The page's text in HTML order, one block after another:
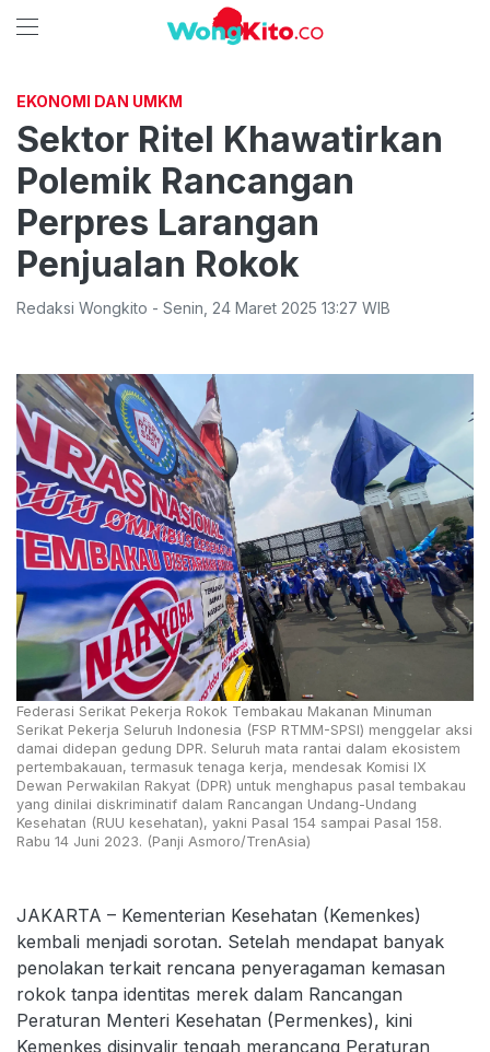
EKONOMI DAN UMKM
Sektor Ritel Khawatirkan
Polemik Rancangan
Perpres Larangan
Penjualan Rokok
Redaksi Wongkito - Senin 24 Maret 2025 13:27 WIB
Federasi Serikat Pekerja Rokok Tembakau Makanan Minuman
Serikat Pekerja Seluruh Indonesia (FSP RTMM-SPSI) menggelar aksi
damai didepan gedung DPR. Seluruh mata rantai dalam ekosistem
pertembakauan, termasuk tenaga kerja, mendesak Komisi IX
Dewan Perwakilan Rakyat (DPR) untuk menghapus pasal tembakau
yang dinilai diskriminatif dalam Rancangan Undang-Undang
Kesehatan (RUU kesehatan), yakni Pasal 154 sampai Pasal 158.
Rabu 14 Juni 2023. (Panji Asmoro/TrenAsia)
JAKARTA – Kementerian Kesehatan (Kemenkes)
kembali menjadi sorotan. Setelah mendapat banyak
penolakan terkait rencana penyeragaman kemasan
rokok tanpa identitas merek dalam Rancangan
Peraturan Menteri Kesehatan (Permenkes), kini
Kemenkes disinyalir tengah merancang Peraturan